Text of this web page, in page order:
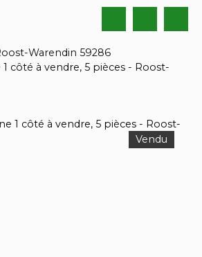
Warendin 59286
côté à vendre, 5 pièces - Roost-
Vendu